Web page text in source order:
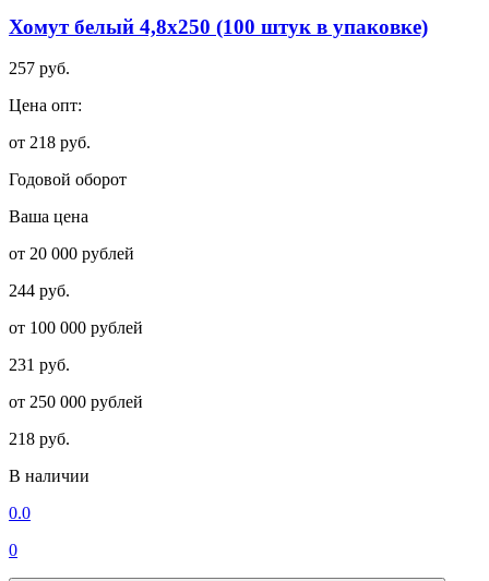
Хомут белый 4,8х250 (100 штук в упаковке)
257 руб.
Цена опт:
от 218 руб.
Годовой оборот
Ваша цена
от 20 000 рублей
244 руб.
от 100 000 рублей
231 руб.
от 250 000 рублей
218 руб.
В наличии
0.0
0